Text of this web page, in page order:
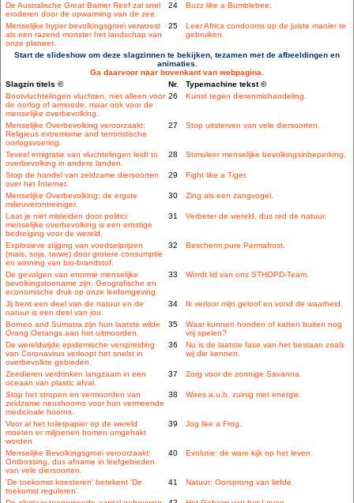
De Australische Great Barrier Reef zal snel
eroderen door de opwarming van de zee.
24 Buzz like a Bumblebee.
Menselijke hyper bevolkingsgroei verwoest
als een razend monster het landschap van
onze planeet.
25
Leer Africa condooms op de juiste manier te
gebruiken.
Start de slideshow om deze slagzinnen te bekijken, tezamen met de afbeeldingen en
animaties.
Ga daarvoor naar bovenkant van webpagina.
Slagzin titels ©
Nr.
Typemachine tekst ©
Bootvluchtelingen vluchten, niet alleen voor
de oorlog of armoede, maar ook voor de
menselijke overbevolking.
26 Kunst tegen dierenmishandeling.
Menselijke Overbevolking veroorzaakt:
Religieus extremisme and terroristische
oorlogsvoering.
27 Stop uitsterven van vele diersoorten.
Teveel emigratie van vluchtelingen leidt to
overbevolking in andere landen.
28 Stimuleer menselijke bevolkingsinbeperking.
Stop de handel van zeldzame diersoorten
over het Internet.
29 Fight like a Tiger.
Menselijke Overbevolking: de ergste
milieuverontreiniger.
30 Zing als een zangvogel.
Laat je niet misleiden door politici:
menselijke overbevolking is een ernstige
bedreiging voor de wereld.
31 Verbeter de wereld, dus red de natuur.
Explosieve stijging van voedselprijzen
(mais, soja, tarwe) door grotere consumptie
en winning van bio-brandstof.
32 Bescherm pure Permafrost.
De gevolgen van enorme menselijke
bevolkingstoename zijn: Geografische en
economische druk op onze leefomgeving.
33 Wordt lid van ons STHOPD-Team.
Jij bent een deel van de natuur en de
natuur is een deel van jou.
34 Ik verloor mijn geloof en vond de waarheid.
Borneo and Sumatra zijn hun laatste wilde
Orang Oetangs aan het uitmoorden.
35
Waar kunnen honden of katten buiten nog
vrij spelen?
De wereldwijde epidemische verspreiding
van Coronavirus verloopt het snelst in
overbevolkte gebieden.
36
Nu is de laatste fase van het bestaan zoals
wij die kennen.
Zeedieren verdrinken langzaam in een
oceaan van plastic afval.
37 Zorg voor de zonnige Savanna.
Stop het stropen en vermoorden van
zeldzame neushoorns voor hun vermeende
medicinale hoorns.
38 Wees a.u.b. zuinig met energie.
Voor al het toiletpapier op de wereld
moeten er miljoenen bomen omgehakt
worden.
39 Jog like a Frog.
Menselijke Bevolkingsgroei veroorzaakt:
Ontbossing, dus afname in leefgebieden
van vele diersoorten.
40 Evolutie: de ware kijk op het leven.
'De toekomst koesteren' betekent 'De
toekomst reguleren'.
41 Natuur: Oorsprong van liefde.